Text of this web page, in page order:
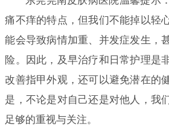
痛不痒的特点，但我们不能掉以轻
能会导致病情加重、并发症发生，
险。因此，及早治疗和日常护理是
改善指甲外观，还可以避免潜在的
是，不论是对自己还是对他人，我
足够的重视与关注。